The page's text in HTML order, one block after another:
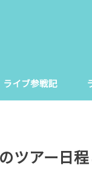
ライブ参戦記
ツアー日